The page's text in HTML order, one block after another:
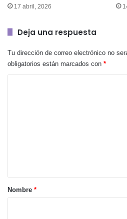
17 abril, 2026
Deja una respuesta
Tu dirección de correo electrónico no
obligatorios están marcados con *
r
Nombre *